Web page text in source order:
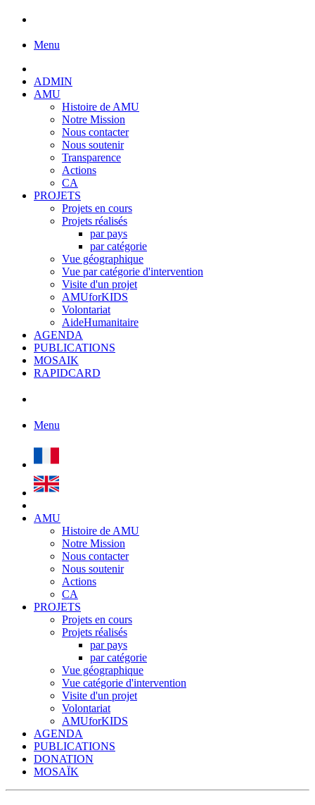
Menu
ADMIN
AMU
Histoire de AMU
Notre Mission
Nous contacter
Nous soutenir
Transparence
Actions
CA
PROJETS
Projets en cours
Projets réalisés
par pays
par catégorie
Vue géographique
Vue par catégorie d'intervention
Visite d'un projet
AMUforKIDS
Volontariat
AideHumanitaire
AGENDA
PUBLICATIONS
MOSAIK
RAPIDCARD
Menu
AMU
Histoire de AMU
Notre Mission
Nous contacter
Nous soutenir
Actions
CA
PROJETS
Projets en cours
Projets réalisés
par pays
par catégorie
Vue géographique
Vue catégorie d'intervention
Visite d'un projet
Volontariat
AMUforKIDS
AGENDA
PUBLICATIONS
DONATION
MOSAÏK